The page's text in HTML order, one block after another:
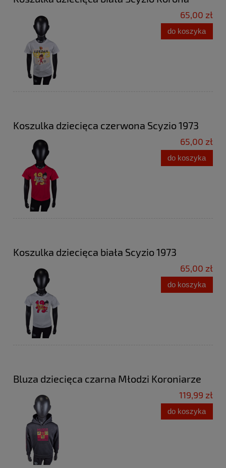
65,00 zł
do koszyka
Koszulka dziecięca czerwona Scyzio 1973
65,00 zł
do koszyka
Koszulka dziecięca biała Scyzio 1973
65,00 zł
do koszyka
Bluza dziecięca czarna Młodzi Koroniarze
119,99 zł
do koszyka